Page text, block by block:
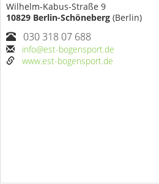
Wilhelm-Kabus-Straße 9
10829 Berlin-Schöneberg (Berlin)
030 318 07 688
info@est-bogensport.de
www.est-bogensport.de